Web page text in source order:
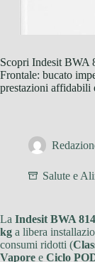
Scopri Indesit
Frontale: bucato
prestazioni affidabili
Salute e
La Indesit BWA
kg a libera
consumi ridotti (
Vapore e Ciclo